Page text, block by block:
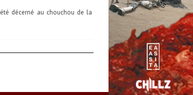
décerné au chouchou de la